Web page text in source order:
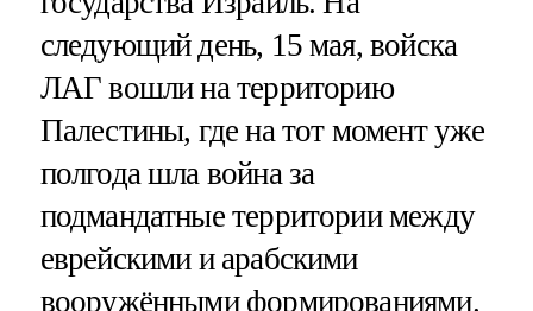
следующий день, 15 мая, войска
ЛАГ вошли на территорию
Палестины, где на тот момент уже
полгода шла война за
подмандатные территории между
еврейскими и арабскими
вооружёнными формированиями.